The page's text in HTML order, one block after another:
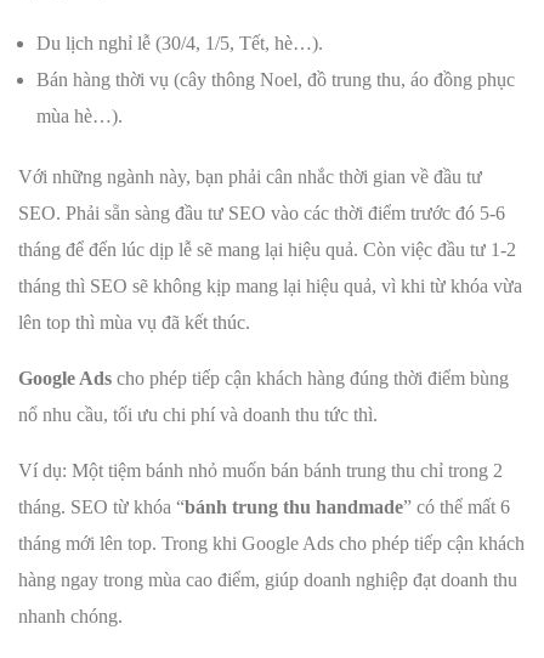
Du lịch nghỉ lễ (30/4, 1/5, Tết, hè…).
Bán hàng thời vụ (cây thông Noel, đồ trung thu, áo đồng phục
mùa hè…).
Với những ngành này, bạn phải cân nhắc thời gian về đầu tư
SEO. Phải sẵn sàng đầu tư SEO vào các thời điểm trước đó 5-6
tháng để đến lúc dịp lễ sẽ mang lại hiệu quả. Còn việc đầu tư 1-2
tháng thì SEO sẽ không kịp mang lại hiệu quả, vì khi từ khóa vừa
lên top thì mùa vụ đã kết thúc.
Google Ads cho phép tiếp cận khách hàng đúng thời điểm bùng
nổ nhu cầu, tối ưu chi phí và doanh thu tức thì.
Ví dụ: Một tiệm bánh nhỏ muốn bán bánh trung thu chỉ trong 2
tháng. SEO từ khóa “bánh trung thu handmade” có thể mất 6
tháng mới lên top. Trong khi Google Ads cho phép tiếp cận khách
hàng ngay trong mùa cao điểm, giúp doanh nghiệp đạt doanh thu
nhanh chóng.